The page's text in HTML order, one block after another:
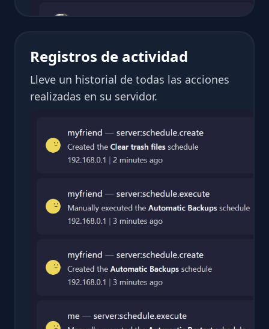
Registros de actividad
Lleve un historial de todas las acciones
realizadas en su servidor.